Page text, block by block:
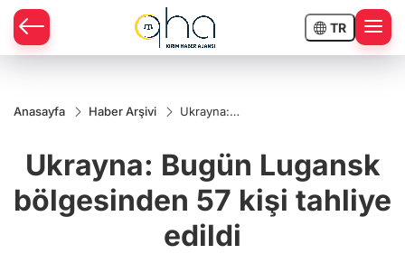
TR
Anasayfa Haber Arşivi
Ukrayna:
bölgesinden
57 kişi
tahliye edildi
Ukrayna: Bugün Lugansk
bölgesinden 57 kişi tahliye
edildi